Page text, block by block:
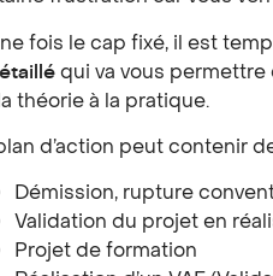
fois le cap fixé, il est
qui va vous permettre
théorie à la pratique.
d’action peut contenir
Démission, rupture
Validation du projet en
Projet de formation